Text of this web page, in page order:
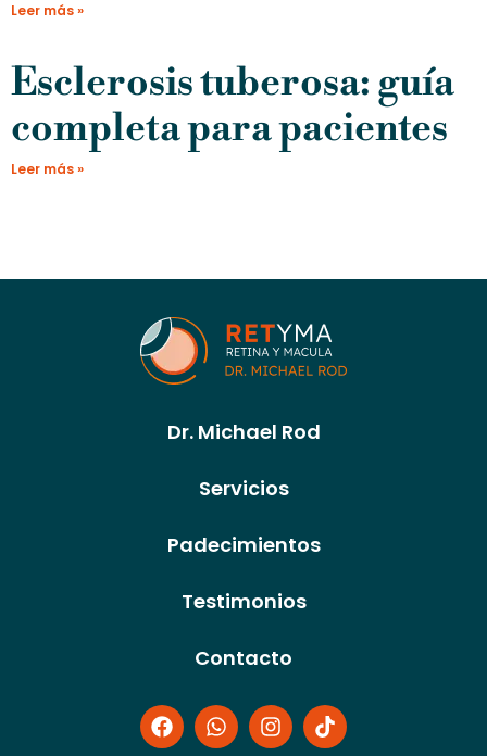
Leer más »
Esclerosis tuberosa: guía
completa para pacientes
Leer más »
Dr. Michael Rod
Servicios
Padecimientos
Testimonios
Contacto